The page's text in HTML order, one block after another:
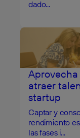
dado...
atraer
startup
Captar y
rendimiento
las fases i...